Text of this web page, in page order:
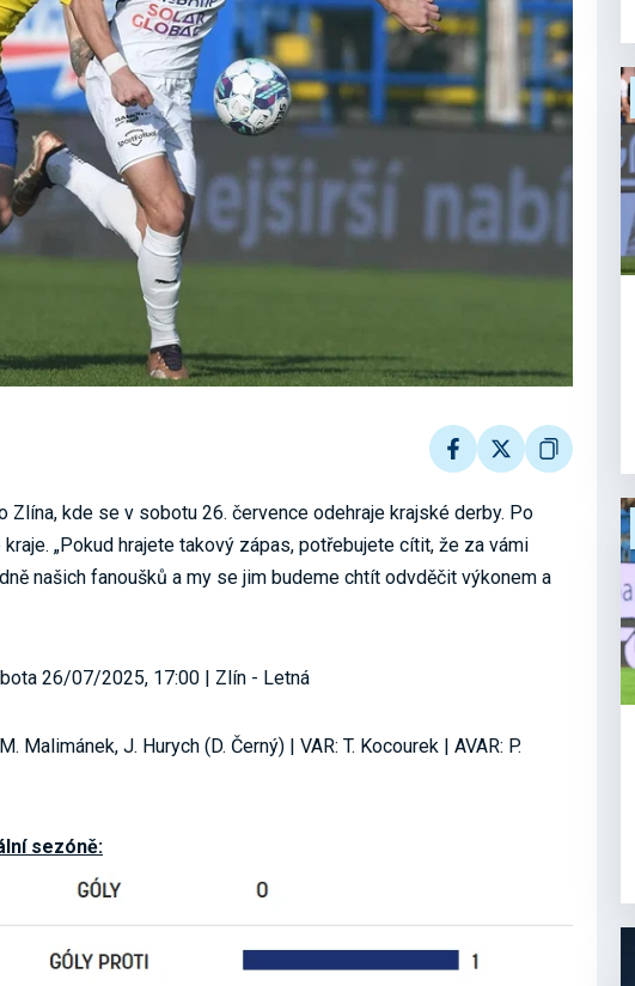
kde se v sobotu 26. července odehraje krajské derby. Po
„Pokud hrajete takový zápas, potřebujete cítit, že za vámi
našich fanoušků a my se jim budeme chtít odvděčit výkonem a
26/07/2025, 17:00 | Zlín - Letná
Malimánek, J. Hurych (D. Černý) | VAR: T. Kocourek | AVAR: P.
sezóně: